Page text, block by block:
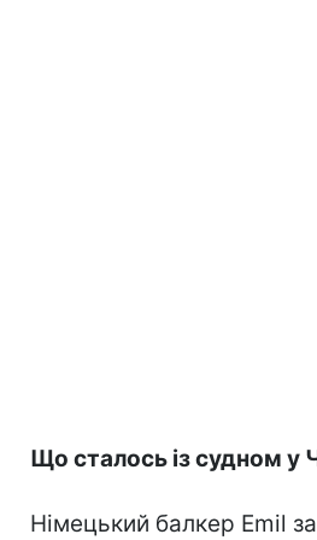
Що сталось із судном у
Німецький балкер Emil